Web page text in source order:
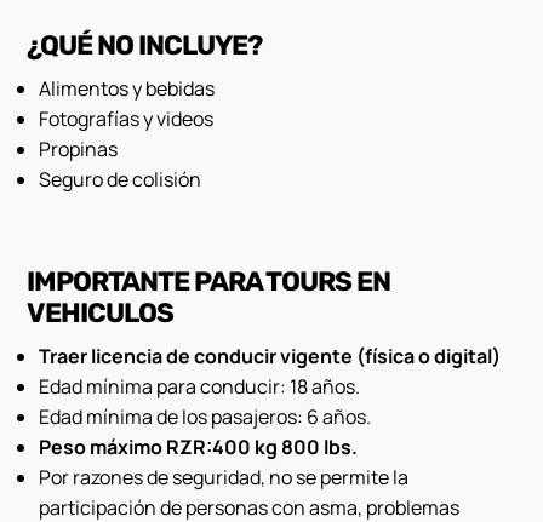
¿QUÉ NO INCLUYE?
Alimentos y bebidas
Fotografías y videos
Propinas
Seguro de colisión
IMPORTANTE PARA TOURS EN
VEHICULOS
Traer licencia de conducir vigente (física o digital)
Edad mínima para conducir: 18 años.
Edad mínima de los pasajeros: 6 años.
Peso máximo RZR:400 kg 800 lbs.
Por razones de seguridad, no se permite la
participación de personas con asma, problemas